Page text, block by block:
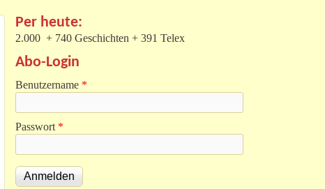
Per heute:
2.000 + 740 Geschichten + 391 Telex
Abo-Login
Benutzername *
Passwort *